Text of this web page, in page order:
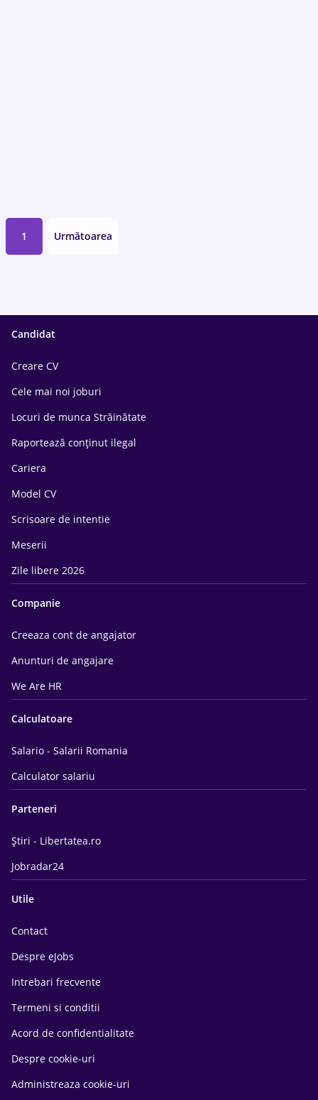
1 Următoarea
Candidat
Creare CV
Cele mai noi joburi
Locuri de munca Străinătate
Raportează conținut ilegal
Cariera
Model CV
Scrisoare de intentie
Meserii
Zile libere 2026
Companie
Creeaza cont de angajator
Anunturi de angajare
We Are HR
Calculatoare
Salario - Salarii Romania
Calculator salariu
Parteneri
Știri - Libertatea.ro
Jobradar24
Utile
Contact
Despre eJobs
Intrebari frecvente
Termeni si conditii
Acord de confidentialitate
Despre cookie-uri
Administreaza cookie-uri